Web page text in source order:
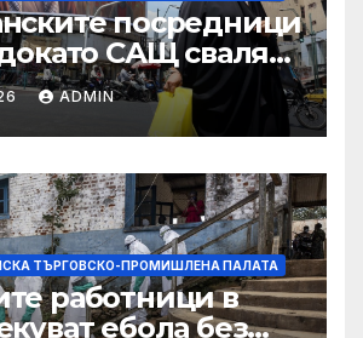
посредници
САЩ свалят
Ливан търси мир
ADMIN
ТЪРГОВСКО-ПРОМИШЛЕНА ПАЛАТА
работници в
ебола без